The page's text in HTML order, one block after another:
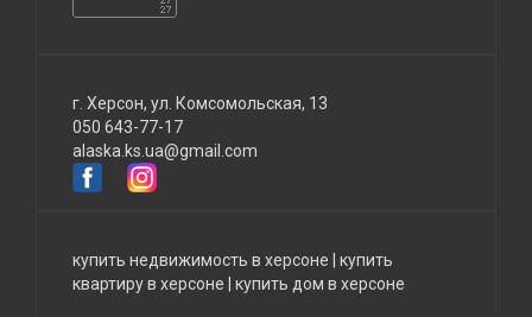
г. Херсон, ул. Комсомольская, 13
050 643-77-17
alaska.ks.ua@gmail.com
купить недвижимость в херсоне | купить
квартиру в херсоне | купить дом в херсоне